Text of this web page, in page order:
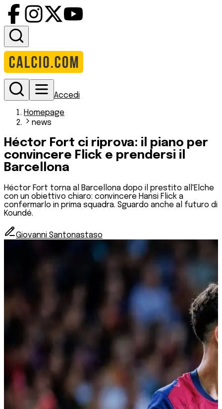
Accedi
Homepage
news
Héctor Fort ci riprova: il piano per
convincere Flick e prendersi il
Barcellona
Héctor Fort torna al Barcellona dopo il prestito all'Elche
con un obiettivo chiaro: convincere Hansi Flick a
confermarlo in prima squadra. Sguardo anche al futuro di
Koundé.
Giovanni Santonastaso